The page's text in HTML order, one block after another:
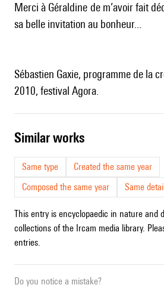
Merci à Géraldine de m’avoir fait
sa belle invitation au bonheur...
Sébastien Gaxie, programme de la
2010, festival Agora.
similar works
Same type
Created the same year
Composed the same year
Same
This entry is encyclopaedic in nature and
collections of the Ircam media library.
entries.
Do you notice a mistake?